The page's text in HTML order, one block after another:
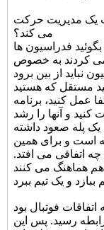
یک مدیریت حرکت
می کند؟
فدراسیون ها
می کردند به خصوص
نباید از بین برود
مستقل که هستید
عمل کنید، برنامه
کنید و آنها را رشد
یک پله صعود داشته
است و برای همین
اتفاقی می افتد.
هماهنگ می کنند
فوتبال بود
رسید. پس این